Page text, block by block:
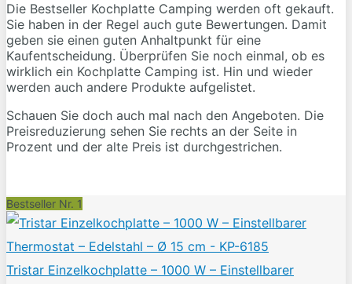
Die Bestseller Kochplatte Camping werden oft gekauft.
Sie haben in der Regel auch gute Bewertungen. Damit
geben sie einen guten Anhaltpunkt für eine
Kaufentscheidung. Überprüfen Sie noch einmal, ob es
wirklich ein Kochplatte Camping ist. Hin und wieder
werden auch andere Produkte aufgelistet.
Schauen Sie doch auch mal nach den Angeboten. Die
Preisreduzierung sehen Sie rechts an der Seite in
Prozent und der alte Preis ist durchgestrichen.
Bestseller Nr. 1
Tristar Einzelkochplatte – 1000 W – Einstellbarer